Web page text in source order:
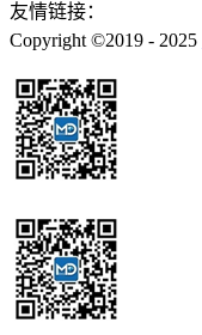
友情链接：
Copyright ©2019 - 2025